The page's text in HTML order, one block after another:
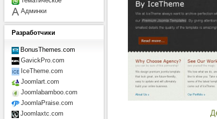
Админки
Разработчики
BonusThemes.com
GavickPro.com
IceTheme.com
Joomlart.com
Joomlabamboo.com
JoomlaPraise.com
Joomlaxtc.com